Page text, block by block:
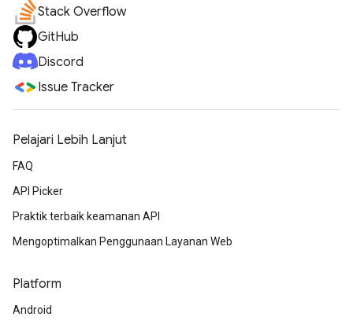
Stack Overflow
GitHub
Discord
Issue Tracker
Pelajari Lebih Lanjut
FAQ
API Picker
Praktik terbaik keamanan API
Mengoptimalkan Penggunaan Layanan Web
Platform
Android